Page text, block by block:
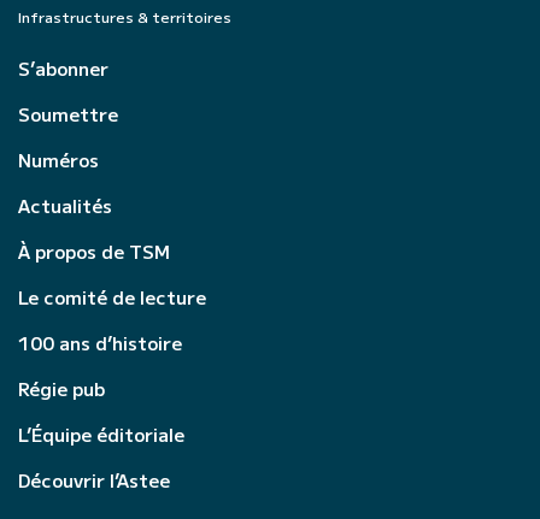
Infrastructures & territoires
S’abonner
Soumettre
Numéros
Actualités
À propos de TSM
Le comité de lecture
100 ans d’histoire
Régie pub
L’Équipe éditoriale
Découvrir l’Astee